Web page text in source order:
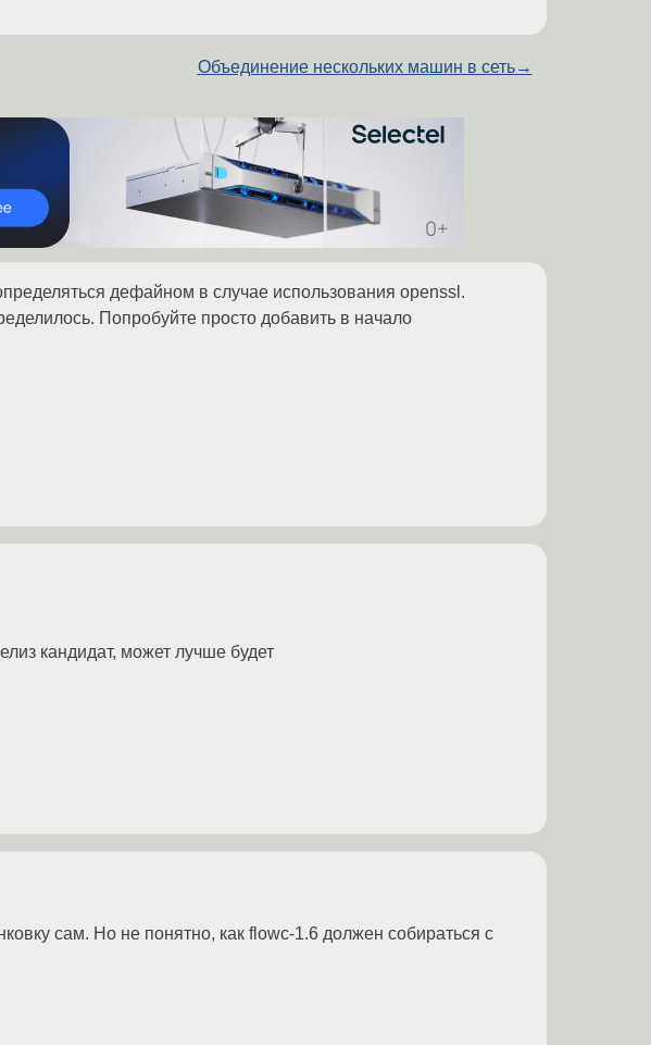
Объединение нескольких машин в сеть→
дефайном в случае использования openssl.
Попробуйте просто добавить в начало
кандидат, может лучше будет
сам. Но не понятно, как flowc-1.6 должен собираться с